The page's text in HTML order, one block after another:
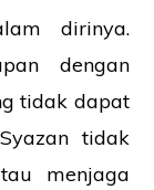
dirinya.
dengan
tidak dapat
tidak
menjaga